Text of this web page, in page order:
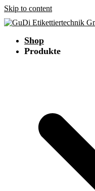
Skip to content
Shop
Produkte